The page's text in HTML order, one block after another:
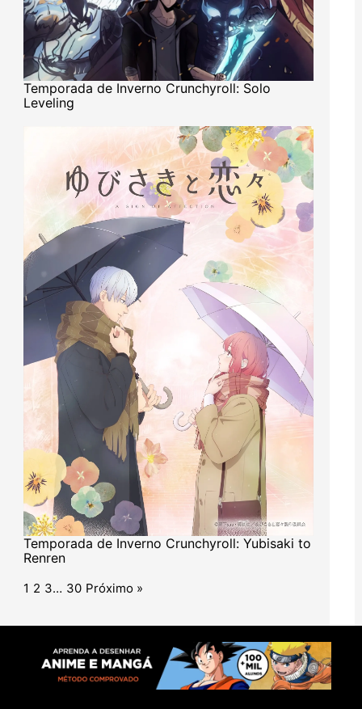
Temporada de Inverno Crunchyroll: Solo
Leveling
Temporada de Inverno Crunchyroll: Yubisaki to
Renren
1 2 3… 30 Próximo »